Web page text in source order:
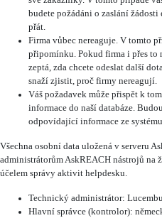
budete požádáni o zaslání
přát.
Firma vůbec nereaguje. V tomto
připomínku. Pokud firma i přes to
zeptá, zda chcete odeslat další
snaží zjistit, proč firmy nereagují.
Váš požadavek může přispět k
informace do naší databáze.
odpovídající informace ze
Všechna osobní data uložená v serveru
administrátorům AskREACH nástrojů na
účelem správy aktivit helpdesku.
Technický administrátor:
Hlavní správce (kontrolor):